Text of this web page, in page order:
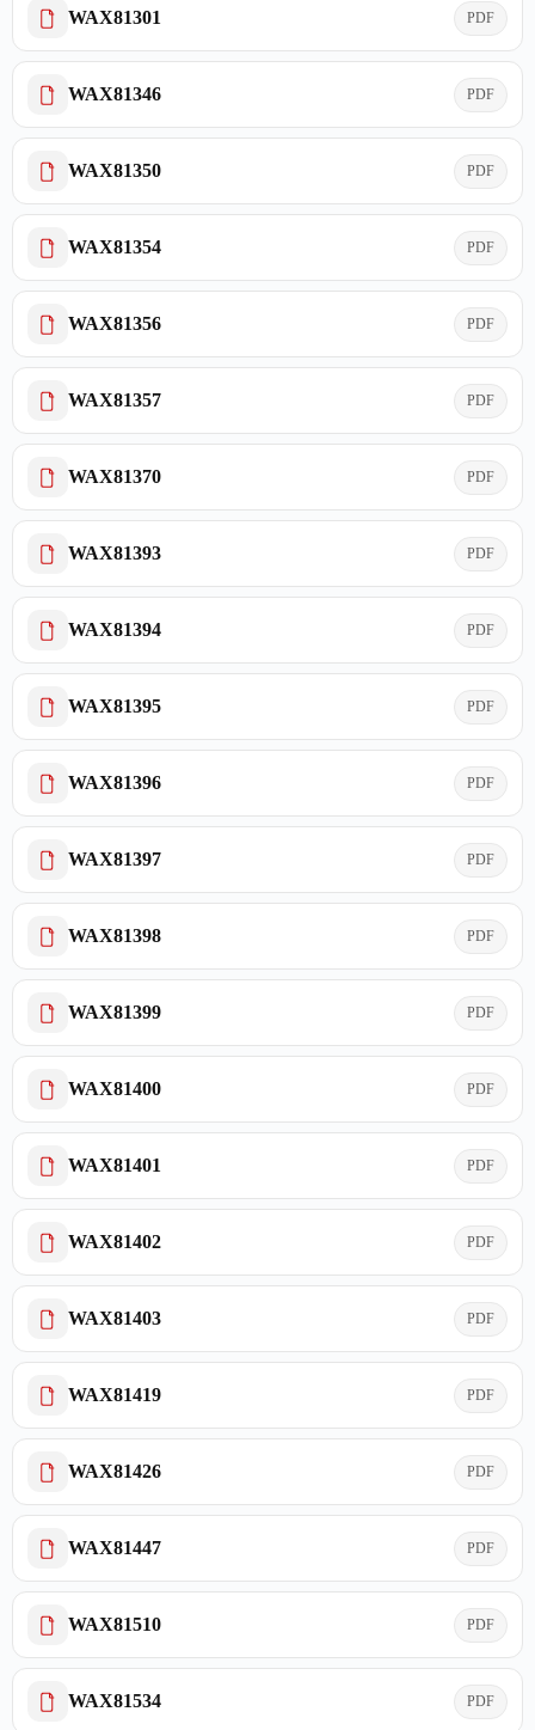
WAX81301 PDF
WAX81346 PDF
WAX81350 PDF
WAX81354 PDF
WAX81356 PDF
WAX81357 PDF
WAX81370 PDF
WAX81393 PDF
WAX81394 PDF
WAX81395 PDF
WAX81396 PDF
WAX81397 PDF
WAX81398 PDF
WAX81399 PDF
WAX81400 PDF
WAX81401 PDF
WAX81402 PDF
WAX81403 PDF
WAX81419 PDF
WAX81426 PDF
WAX81447 PDF
WAX81510 PDF
WAX81534 PDF